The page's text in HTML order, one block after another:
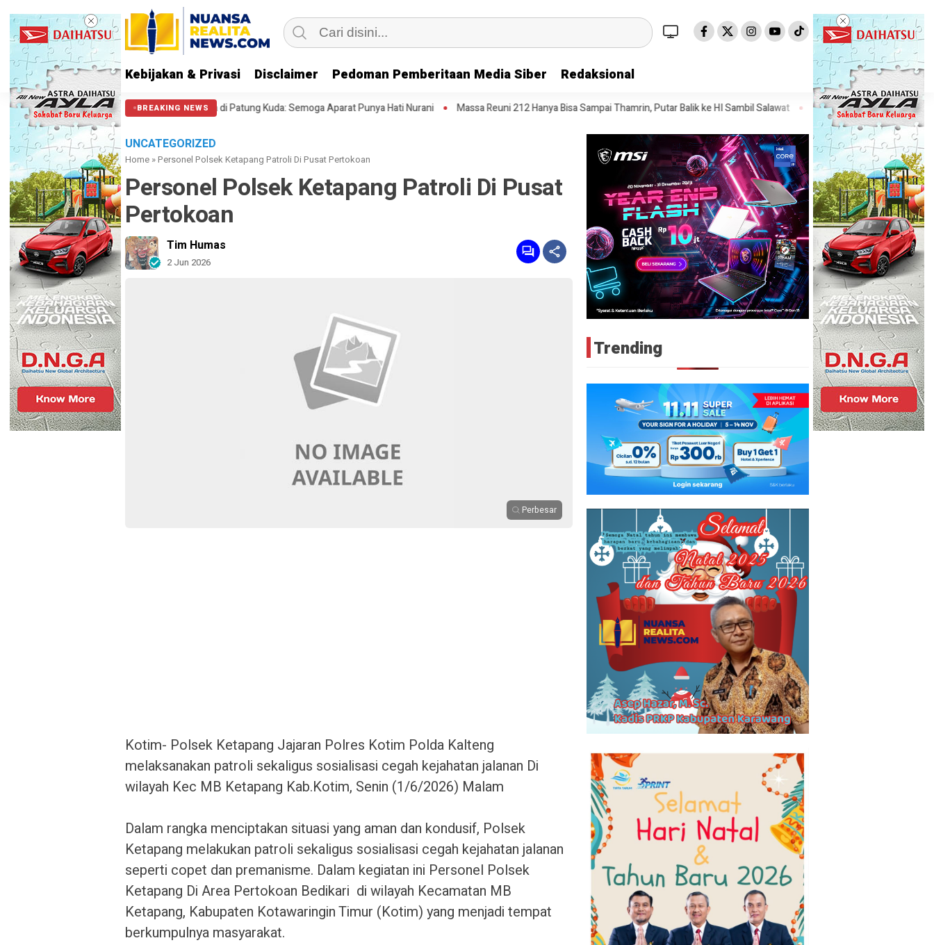
Kebijakan & Privasi Disclaimer Pedoman Pemberitaan Media Siber Redaksional
BREAKING NEWS
212 soal Polisi Halangi Massa di Patung Kuda: Semoga Aparat Punya Hati Nurani Massa Reuni 212 Hanya Bisa Sampai Thamrin, Putar Balik ke HI Sambil Salawat Prof Tjandra: Varian Omicron Mungkin
UNCATEGORIZED
Home »Personel Polsek Ketapang Patroli Di Pusat Pertokoan ‎
Personel Polsek Ketapang Patroli Di Pusat
Pertokoan ‎
Tim Humas
2 Jun 2026
Perbesar
‎Kotim- Polsek Ketapang Jajaran Polres Kotim Polda Kalteng
melaksanakan patroli sekaligus sosialisasi cegah kejahatan jalanan Di
wilayah Kec MB Ketapang Kab.Kotim, Senin (1/6/2026) Malam
‎Dalam rangka menciptakan situasi yang aman dan kondusif, Polsek
Ketapang melakukan patroli sekaligus sosialisasi cegah kejahatan jalanan
seperti copet dan premanisme. Dalam kegiatan ini Personel Polsek
Ketapang Di Area Pertokoan Bedikari di wilayah Kecamatan MB
Ketapang, Kabupaten Kotawaringin Timur (Kotim) yang menjadi tempat
berkumpulnya masyarakat.
Trending